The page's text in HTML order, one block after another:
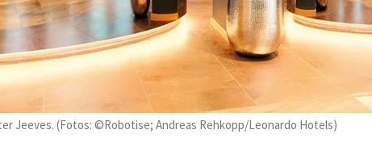
Jeeves. (Fotos: ©Robotise; Andreas Rehkopp/Leonardo Hotels)